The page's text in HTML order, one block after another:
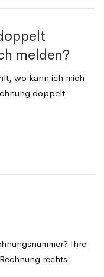
melden?
wo kann ich mich
doppelt
Ihre
rechts